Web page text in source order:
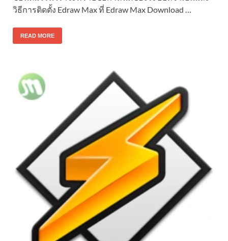
วิธีการติดตั้ง Edraw Max ที่ Edraw Max Download …
READ MORE